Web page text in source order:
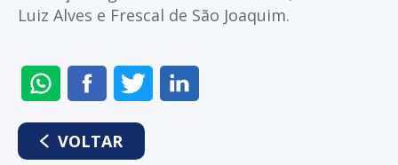
Luiz Alves e Frescal de São Joaquim.
ENVIAR
NO
WHATSAPP
COMPARTILHAR
NO
FACEBOOK
COMPARTILHAR
NO
VOLTAR